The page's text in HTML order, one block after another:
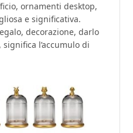
ornamenti desktop,
e significativa.
decorazione, darlo
l’accumulo di